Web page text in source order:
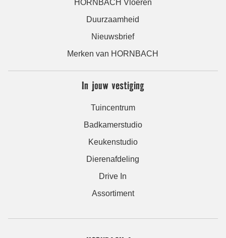
HORNBACH Vloeren
Duurzaamheid
Nieuwsbrief
Merken van HORNBACH
In jouw vestiging
Tuincentrum
Badkamerstudio
Keukenstudio
Dierenafdeling
Drive In
Assortiment